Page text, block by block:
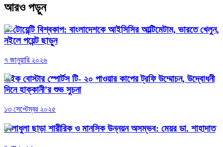
আরও পড়ুন
টি-টোয়েন্টি বিশ্বকাপ: বাংলাদেশকে আইসিসির আল্টিমেটাম, ভারতে খেলুন,
নইলে পয়েন্ট ছাড়ুন
৭ জানুয়ারি ২০২৬
বাইক বোস্টার স্পোর্টস টি- ২০ পাওয়ার কাপের ট্রফি উম্মোচন, উদ্বোধনী
দিনে হাক্কানী’র শুভ সুচনা
১৩ সেপ্টেম্বর ২০২৫
খেলাধুলা ছাড়া শারীরিক ও মানসিক উন্নয়ন অসম্ভব: মেয়র ডা. শাহাদাত